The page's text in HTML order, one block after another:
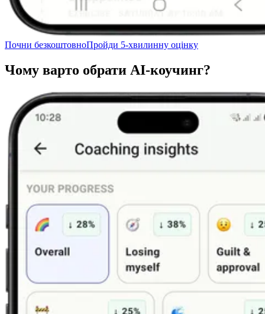
Почни безкоштовноПройди 5-хвилинну оцінку
Чому варто обрати AI-коучинг?